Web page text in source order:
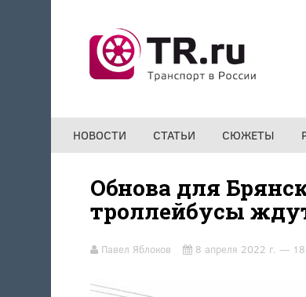
НОВОСТИ СТАТЬИ СЮЖЕТЫ
Обнова для
троллейбусы
Павел Яблоков 8 апреля 2022 г. —